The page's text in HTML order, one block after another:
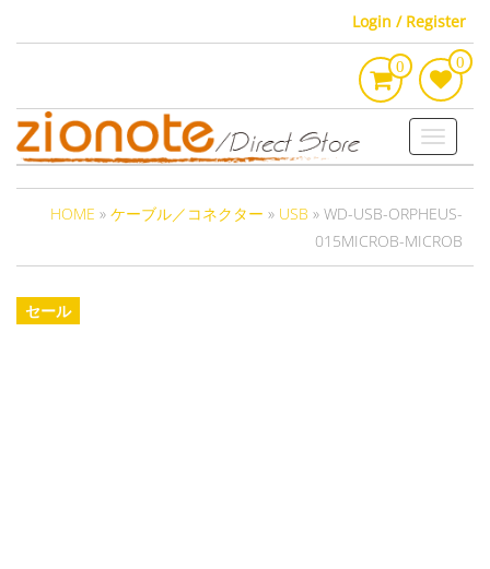
Login / Register
0 0
Toggle
HOME » ケーブル／コネクター » USB » WD-USB-ORPHEUS-
015MICROB-MICROB
セール